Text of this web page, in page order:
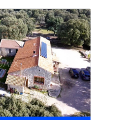
Next slide